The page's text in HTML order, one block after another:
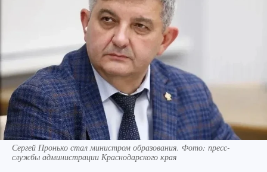
Сергей Пронько стал министром образования. Фото: пресс-
службы администрации Краснодарского края